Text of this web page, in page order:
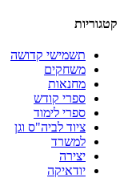
קטגוריות
תשמישי קדושה
משחקים
מחנאות
ספרי קודש
ספרי לימוד
ציוד לביה"ס וגן
למשרד
יצירה
יודאיקה